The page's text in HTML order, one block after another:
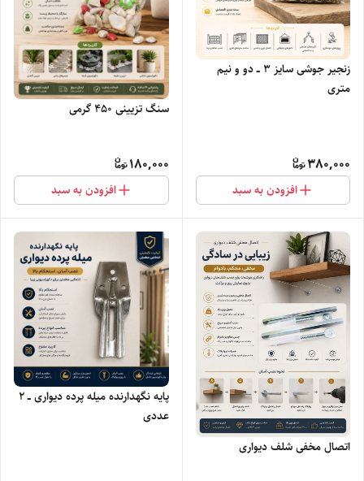
زنجیر جوشی سایز ۳ ــ دو و نیم
متری
380,000
افزودن به سبد
سنگ تزیینی ۴۵۰ گرمی
180,000
افزودن به سبد
اتصال مخفی شلف دیواری
پایه نگهدارنده میله پرده دیواری ــ ۲
عددی